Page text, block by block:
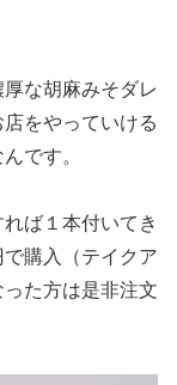
な胡麻みそダレ
をやっていける
です。
ば１本付いてき
購入（テイクア
た方は是非注文